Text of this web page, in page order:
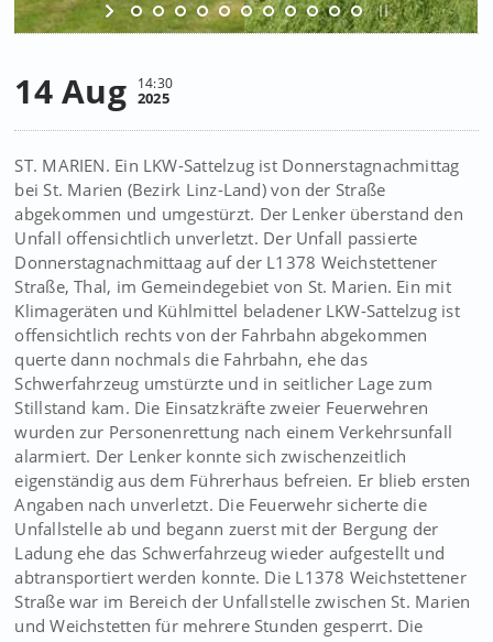
14 Aug 14:30
2025
ST. MARIEN. Ein LKW-Sattelzug ist Donnerstagnachmittag
bei St. Marien (Bezirk Linz-Land) von der Straße
abgekommen und umgestürzt. Der Lenker überstand den
Unfall offensichtlich unverletzt. Der Unfall passierte
Donnerstagnachmittaag auf der L1378 Weichstettener
Straße, Thal, im Gemeindegebiet von St. Marien. Ein mit
Klimageräten und Kühlmittel beladener LKW-Sattelzug ist
offensichtlich rechts von der Fahrbahn abgekommen
querte dann nochmals die Fahrbahn, ehe das
Schwerfahrzeug umstürzte und in seitlicher Lage zum
Stillstand kam. Die Einsatzkräfte zweier Feuerwehren
wurden zur Personenrettung nach einem Verkehrsunfall
alarmiert. Der Lenker konnte sich zwischenzeitlich
eigenständig aus dem Führerhaus befreien. Er blieb ersten
Angaben nach unverletzt. Die Feuerwehr sicherte die
Unfallstelle ab und begann zuerst mit der Bergung der
Ladung ehe das Schwerfahrzeug wieder aufgestellt und
abtransportiert werden konnte. Die L1378 Weichstettener
Straße war im Bereich der Unfallstelle zwischen St. Marien
und Weichstetten für mehrere Stunden gesperrt. Die